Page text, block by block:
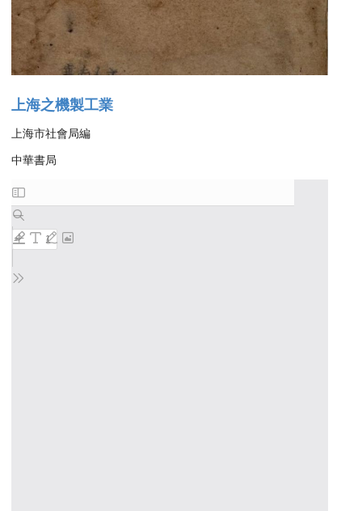
上海之機製工業
上海市社會局編
中華書局